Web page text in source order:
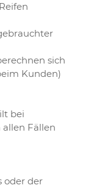
sich
Kunden)
bei
Fällen
oder der